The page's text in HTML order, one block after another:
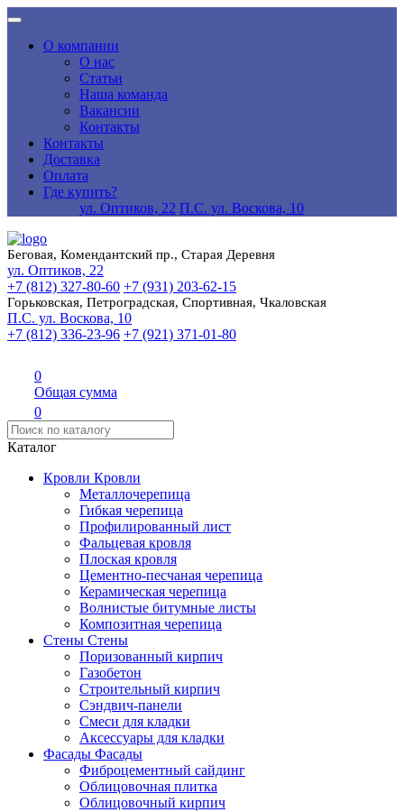
О компании
О нас
Статьи
Наша команда
Вакансии
Контакты
Контакты
Доставка
Оплата
Где купить?
ул. Оптиков, 22 П.С. ул. Воскова, 10
Беговая, Комендантский пр., Старая Деревня
ул. Оптиков, 22
+7 (812) 327-80-60 +7 (931) 203-62-15
Горьковская, Петроградская, Спортивная, Чкаловская
П.С. ул. Воскова, 10
+7 (812) 336-23-96 +7 (921) 371-01-80
0
Общая сумма
0
Каталог
Кровли Кровли
Металлочерепица
Гибкая черепица
Профилированный лист
Фальцевая кровля
Плоская кровля
Цементно-песчаная черепица
Керамическая черепица
Волнистые битумные листы
Композитная черепица
Стены Стены
Поризованный кирпич
Газобетон
Строительный кирпич
Сэндвич-панели
Смеси для кладки
Аксессуары для кладки
Фасады Фасады
Фиброцементный сайдинг
Облицовочная плитка
Облицовочный кирпич